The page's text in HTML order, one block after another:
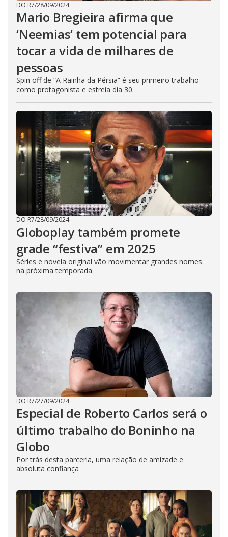
DO R7/28/09/2024
Mario Bregieira afirma que
‘Neemias’ tem potencial para
tocar a vida de milhares de
pessoas
Spin off de “A Rainha da Pérsia” é seu primeiro trabalho
como protagonista e estreia dia 30.
DO R7/28/09/2024
Globoplay também promete
grade “festiva” em 2025
Séries e novela original vão movimentar grandes nomes
na próxima temporada
DO R7/27/09/2024
Especial de Roberto Carlos será o
último trabalho do Boninho na
Globo
Por trás desta parceria, uma relação de amizade e
absoluta confiança